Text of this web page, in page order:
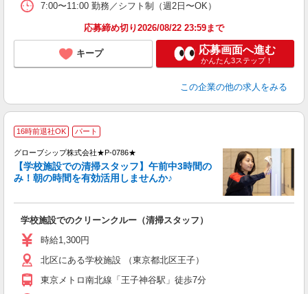
7:00〜11:00 勤務／シフト制（週2日〜OK）
応募締め切り2026/08/22 23:59まで
キープ 応募画面へ進む
かんたん3ステップ！
この企業の他の求人をみる
16時前退社OK パート
グローブシップ株式会社★P-0786★
【学校施設での清掃スタッフ】午前中3時間の
み！朝の時間を有効活用しませんか♪
学校施設でのクリーンクルー（清掃スタッフ）
時給1,300円
北区にある学校施設 （東京都北区王子）
東京メトロ南北線「王子神谷駅」徒歩7分